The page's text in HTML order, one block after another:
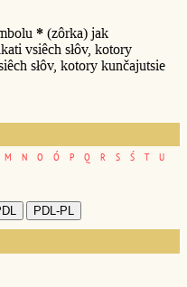
* (zôrka) jak
vsiêch słôv, kotory
słôv, kotory kunčajutsie
M N O Ó P Q R S Ś T
U